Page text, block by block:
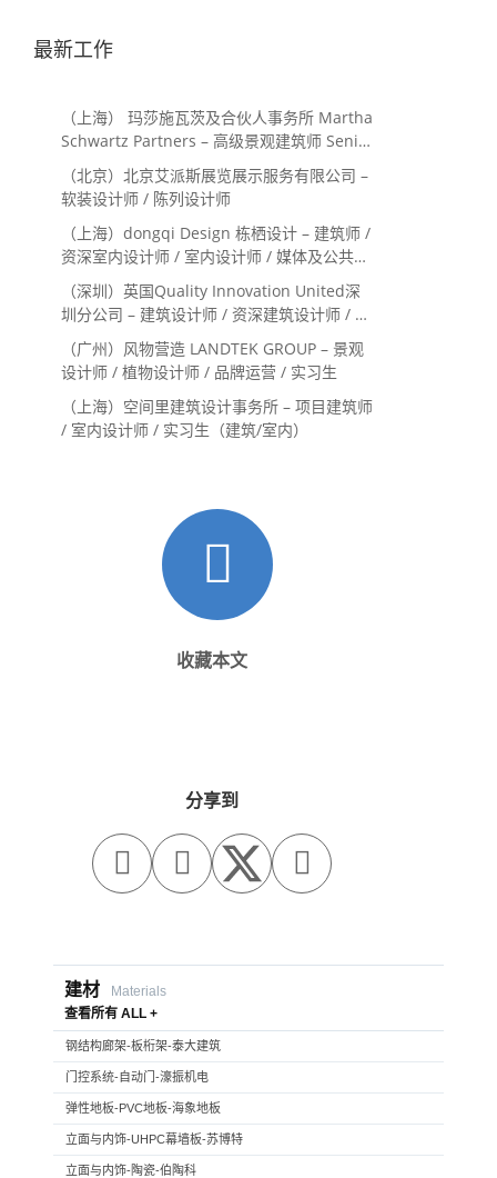
最新工作
（上海） 玛莎施瓦茨及合伙人事务所 Martha
Schwartz Partners – 高级景观建筑师 Senior
Landscape Designer / 景观建筑师
Landscape Designer
（北京）北京艾派斯展览展示服务有限公司 –
软装设计师 / 陈列设计师
（上海）dongqi Design 栋栖设计 – 建筑师 /
资深室内设计师 / 室内设计师 / 媒体及公共关
系主管 / 设计实习生（常年招聘）
（深圳）英国Quality Innovation United深
圳分公司 – 建筑设计师 / 资深建筑设计师 / 室
内设计师 / 设计实习生
（广州）风物营造 LANDTEK GROUP – 景观
设计师 / 植物设计师 / 品牌运营 / 实习生
（上海）空间里建筑设计事务所 – 项目建筑师
/ 室内设计师 / 实习生（建筑/室内）
收藏本文
分享到
  
建材
Materials
查看所有 ALL +
钢结构廊架-板桁架-泰大建筑
门控系统-自动门-濠振机电
弹性地板-PVC地板-海象地板
立面与内饰-UHPC幕墙板-苏博特
立面与内饰-陶瓷-伯陶科